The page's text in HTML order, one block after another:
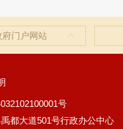
门户网站
号
都大道501号行政办公中心